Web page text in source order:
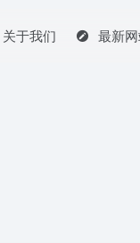
关于我们 最新